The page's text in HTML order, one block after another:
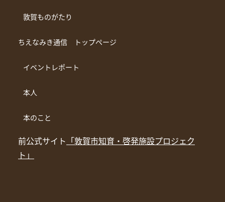
敦賀ものがたり
ちえなみき通信 トップページ
イベントレポート
本人
本のこと
前公式サイト 「敦賀市知育・啓発施設プロジェク
ト」